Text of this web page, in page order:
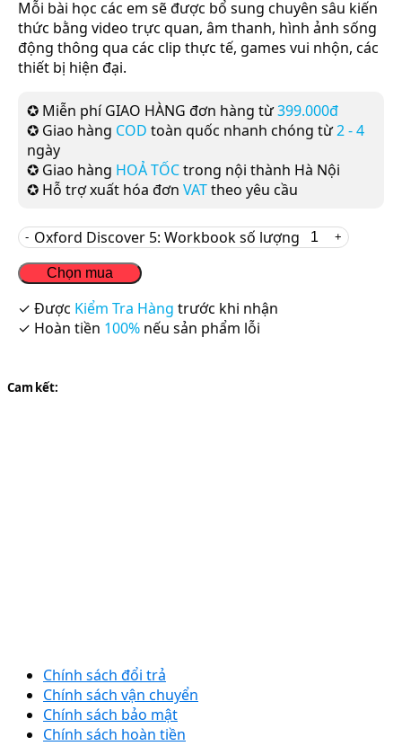
Mỗi bài học các em sẽ được bổ sung chuyên sâu kiến
thức bằng video trực quan, âm thanh, hình ảnh sống
động thông qua các clip thực tế, games vui nhộn, các
thiết bị hiện đại.
✪ Miễn phí GIAO HÀNG đơn hàng từ399.000đ
✪ Giao hàng COD toàn quốc nhanh chóng từ2 - 4
ngày
✪ Giao hàng HOẢ TỐCtrong nội thành Hà Nội
✪ Hỗ trợ xuất hóa đơn VATtheo yêu cầu
Oxford Discover 5: Workbook số lượng
Chọn mua
✓ Được Kiểm Tra Hàng trước khi nhận
✓ Hoàn tiền 100% nếu sản phẩm lỗi
Cam kết:
Chính sách đổi trả
Chính sách vận chuyển
Chính sách bảo mật
Chính sách hoàn tiền